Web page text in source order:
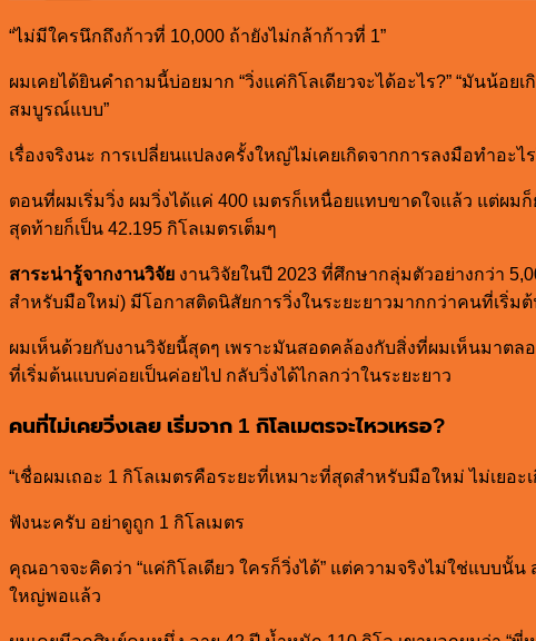
“ไม่มีใครนึกถึงก้าวที่ 10,000 ถ้ายังไม่กล้าก้าวที่ 1”
ผมเคยได้ยินคำถามนี้บ่อยมาก “วิ่งแค่กิโลเดียวจะได้อะไร?” “มันน้อ
สมบูรณ์แบบ”
เรื่องจริงนะ การเปลี่ยนแปลงครั้งใหญ่ไม่เคยเกิดจากการลงมือทำอ
ตอนที่ผมเริ่มวิ่ง ผมวิ่งได้แค่ 400 เมตรก็เหนื่อยแทบขาดใจแล้ว แต่ผม
สุดท้ายก็เป็น 42.195 กิโลเมตรเต็มๆ
สาระน่ารู้จากงานวิจัย งานวิจัยในปี 2023 ที่ศึกษากลุ่มตัวอย่างกว่า
สำหรับมือใหม่) มีโอกาสติดนิสัยการวิ่งในระยะยาวมากกว่าคนที่เริ่ม
ผมเห็นด้วยกับงานวิจัยนี้สุดๆ เพราะมันสอดคล้องกับสิ่งที่ผมเห็นมาตล
ที่เริ่มต้นแบบค่อยเป็นค่อยไป กลับวิ่งได้ไกลกว่าในระยะยาว
คนที่ไม่เคยวิ่งเลย เริ่มจาก 1 กิโลเมตรจะไหวเหรอ?
“เชื่อผมเถอะ 1 กิโลเมตรคือระยะที่เหมาะที่สุดสำหรับมือใหม่ ไม่เยอ
ฟังนะครับ อย่าดูถูก 1 กิโลเมตร
คุณอาจจะคิดว่า “แค่กิโลเดียว ใครก็วิ่งได้” แต่ความจริงไม่ใช่แบบนั้
ใหญ่พอแล้ว